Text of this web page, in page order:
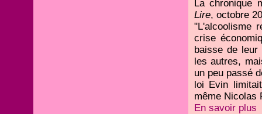
La chronique
Lire, octobre
"L'alcoolisme
crise
baisse de
les autres,
un peu passé
loi Evin
même Nicolas
En savoir plus